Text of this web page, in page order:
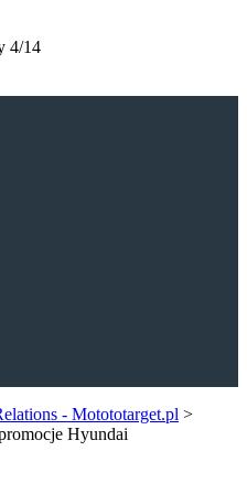
4/14
- Motototarget.pl >
Hyundai